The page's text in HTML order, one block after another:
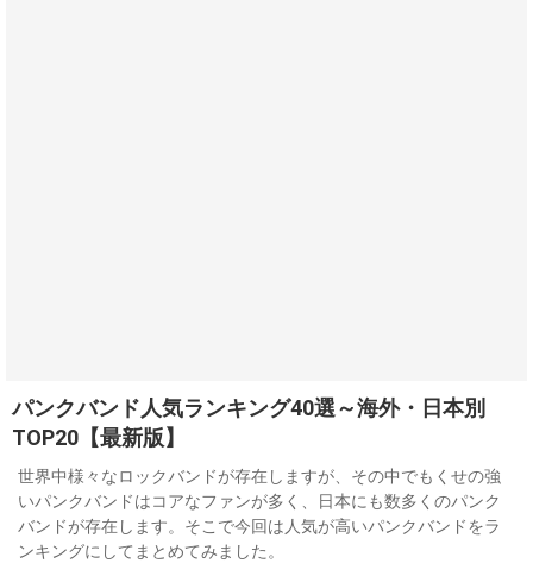
パンクバンド人気ランキング40選～海外・日本別
TOP20【最新版】
世界中様々なロックバンドが存在しますが、その中でもくせの強
いパンクバンドはコアなファンが多く、日本にも数多くのパンク
バンドが存在します。そこで今回は人気が高いパンクバンドをラ
ンキングにしてまとめてみました。